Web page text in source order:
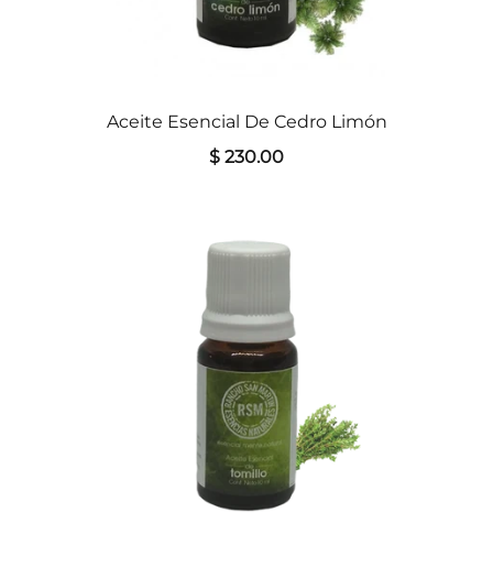
Aceite Esencial De Cedro Limón
$ 230.00